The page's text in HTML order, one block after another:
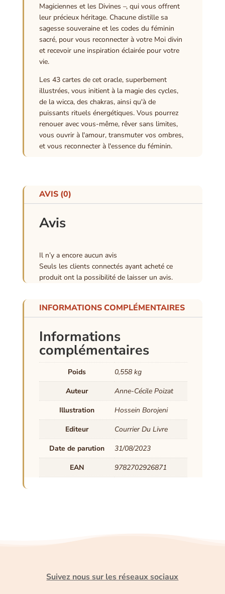
Magiciennes et les Divines –, qui vous offrent
leur précieux héritage. Chacune distille sa
sagesse souveraine et les codes du féminin
sacré, pour vous reconnecter à votre Moi divin
et recevoir une inspiration éclairée pour votre
vie.
Les 43 cartes de cet oracle, superbement
illustrées, vous initient à la magie des cycles,
de la wicca, des chakras, ainsi qu'à de
puissants rituels énergétiques. Vous pourrez
renouer avec vous-même, rêver sans limites,
vous ouvrir à l'amour, transmuter vos ombres,
et vous reconnecter à l'essence du féminin.
AVIS (0)
Avis
Il n’y a encore aucun avis
Seuls les clients connectés ayant acheté ce
produit ont la possibilité de laisser un avis.
INFORMATIONS COMPLÉMENTAIRES
Informations
complémentaires
Poids
0,558 kg
Auteur
Anne-Cécile Poizat
Illustration
Hossein Borojeni
Editeur
Courrier Du Livre
Date de parution
31/08/2023
EAN
9782702926871
Suivez nous sur les réseaux sociaux